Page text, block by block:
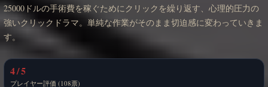
25000ドルの手術費を稼ぐためにクリックを繰り返す、心理的圧力の
強いクリックドラマ。単純な作業がそのまま切迫感に変わっていきま
す。
4 / 5
プレイヤー評価 (108票)